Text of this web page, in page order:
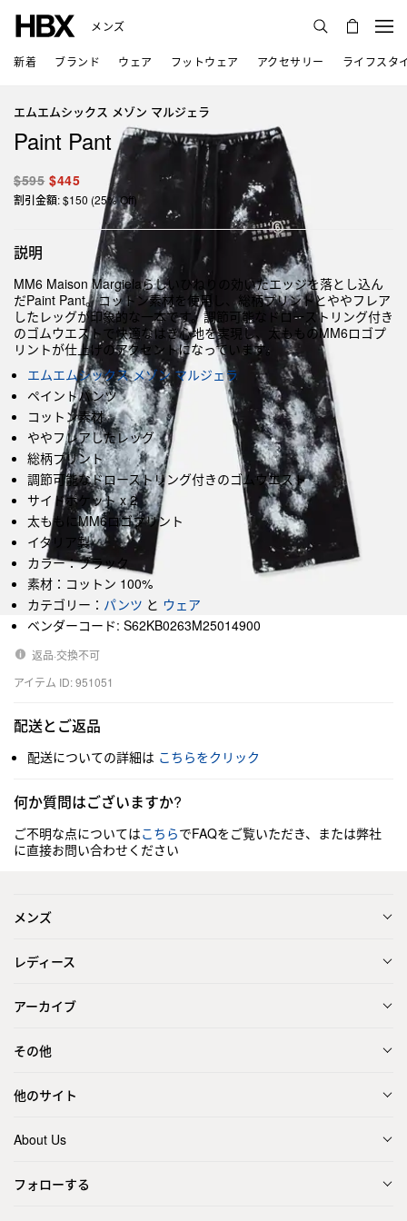
メンズ
新着 ブランド ウェア フットウェア アクセサリー ライフスタ
エムエムシックス メゾン マルジェラ
Paint Pant
$595 $445
割引金額: $150 (25% Off)
説明
MM6 Maison Margielaらしいひねりの効いたエッジを落とし込ん
だPaint Pant。コットン素材を使用し、総柄プリントとややフレア
したレッグが印象的な一本です。調節可能なドローストリング付き
のゴムウエストで快適なはき心地を実現し、太もものMM6ロゴプ
リントが仕上げのアクセントになっています。
エムエムシックス メゾン マルジェラ
ペイントパンツ
コットン素材
ややフレアしたレッグ
総柄プリント
調節可能なドローストリング付きのゴムウエスト
サイドポケット x 2
太ももにMM6ロゴプリント
イタリア製
カラー：ブラック
素材：コットン 100%
カテゴリー： パンツ と ウェア
ベンダーコード: S62KB0263M25014900
返品·交換不可
アイテム ID: 951051
配送とご返品
配送についての詳細は こちらをクリック
何か質問はございますか?
ご不明な点についてはこちらでFAQをご覧いただき、または弊社
に直接お問い合わせください
メンズ
レディース
アーカイブ
その他
他のサイト
About Us
フォローする